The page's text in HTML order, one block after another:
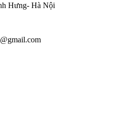
Hưng- Hà Nội